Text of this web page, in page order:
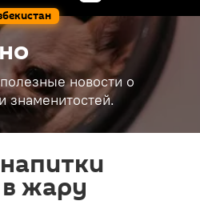
новости о
знаменитостей.
жару